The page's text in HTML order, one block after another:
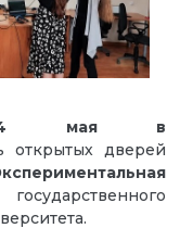
в
открытых дверей